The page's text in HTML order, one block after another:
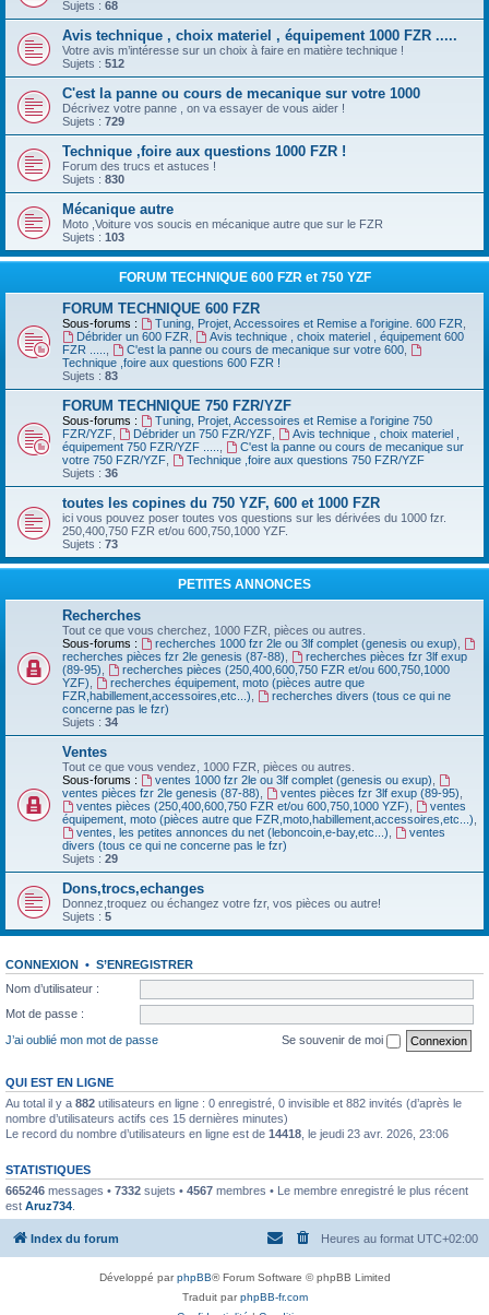
Sujets : 68
Avis technique , choix materiel , équipement 1000 FZR .....
Votre avis m’intéresse sur un choix à faire en matière technique !
Sujets : 512
C'est la panne ou cours de mecanique sur votre 1000
Décrivez votre panne , on va essayer de vous aider !
Sujets : 729
Technique ,foire aux questions 1000 FZR !
Forum des trucs et astuces !
Sujets : 830
Mécanique autre
Moto ,Voiture vos soucis en mécanique autre que sur le FZR
Sujets : 103
FORUM TECHNIQUE 600 FZR et 750 YZF
FORUM TECHNIQUE 600 FZR
Sous-forums : Tuning, Projet, Accessoires et Remise a l'origine. 600 FZR
Débrider un 600 FZR
Avis technique , choix materiel , équipement 600
FZR .....
C'est la panne ou cours de mecanique sur votre 600,
Technique ,foire aux questions 600 FZR !
Sujets : 83
FORUM TECHNIQUE 750 FZR/YZF
Sous-forums :
Tuning, Projet, Accessoires et Remise a l'origine 750
FZR/YZF
Débrider un 750 FZR/YZF,
Avis technique , choix materiel ,
équipement 750 FZR/YZF .....
C'est la panne ou cours de mecanique sur
votre 750 FZR/YZF
Technique ,foire aux questions 750 FZR/YZF
Sujets : 36
toutes les copines du 750 YZF, 600 et 1000 FZR
ici vous pouvez poser toutes vos questions sur les dérivées du 1000 fzr.
250,400,750 FZR et/ou 600,750,1000 YZF.
Sujets : 73
PETITES ANNONCES
Recherches
Tout ce que vous cherchez, 1000 FZR, pièces ou autres.
Sous-forums :
recherches 1000 fzr 2le ou 3lf complet (genesis ou exup)
recherches pièces fzr 2le genesis (87-88)
recherches pièces fzr 3lf exup
(89-95)
recherches pièces (250,400,600,750 FZR et/ou 600,750,1000
YZF)
recherches équipement, moto (pièces autre que
FZR,habillement,accessoires,etc...)
recherches divers (tous ce qui ne
concerne pas le fzr)
Sujets : 34
Ventes
Tout ce que vous vendez, 1000 FZR, pièces ou autres.
Sous-forums :
ventes 1000 fzr 2le ou 3lf complet (genesis ou exup)
ventes pièces fzr 2le genesis (87-88)
ventes pièces fzr 3lf exup (89-95)
ventes pièces (250,400,600,750 FZR et/ou 600,750,1000 YZF)
ventes
équipement, moto (pièces autre que FZR,moto,habillement,accessoires,etc...)
ventes, les petites annonces du net (leboncoin,e-bay,etc...)
ventes
divers (tous ce qui ne concerne pas le fzr)
Sujets : 29
Dons,trocs,echanges
Donnez,troquez ou échangez votre fzr, vos pièces ou autre!
Sujets : 5
CONNEXION • S’ENREGISTRER
Nom d’utilisateur :
Mot de passe :
J’ai oublié mon mot de passe
Se souvenir de moi
QUI EST EN LIGNE
Au total il y a 882 utilisateurs en ligne : 0 enregistré, 0 invisible et 882 invités (d’après le
nombre d’utilisateurs actifs ces 15 dernières minutes)
Le record du nombre d’utilisateurs en ligne est de 14418 , le jeudi 23 avr. 2026, 23:06
STATISTIQUES
665246 messages • 7332 sujets • 4567 membres • Le membre enregistré le plus récent
est Aruz734
Index du forum Heures au format UTC+02:00
Développé parphpBB® Forum Software © phpBB Limited
Traduit parphpBB-fr.com